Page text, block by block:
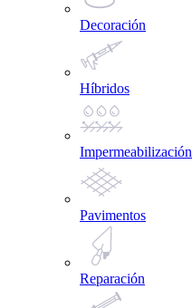
Decoración
Híbridos
Impermeabilización
Pavimentos
Reparación